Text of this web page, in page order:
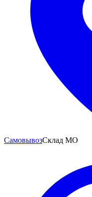
СамовывозСклад МО